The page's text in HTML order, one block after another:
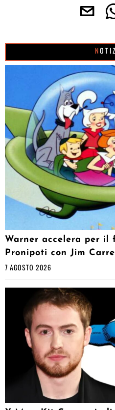
Warner accelera per il
Pronipoti con Jim
7 AGOSTO 2026